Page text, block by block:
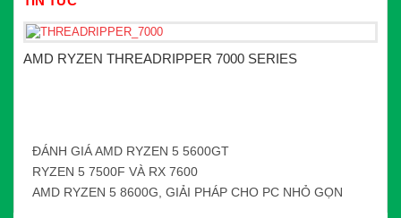
AMD RYZEN THREADRIPPER 7000 SERIES
ĐÁNH GIÁ AMD RYZEN 5 5600GT
RYZEN 5 7500F VÀ RX 7600
AMD RYZEN 5 8600G, GIẢI PHÁP CHO PC NHỎ GỌN